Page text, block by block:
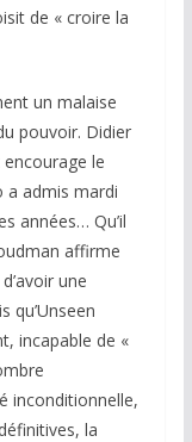
de « croire la
un malaise
pouvoir. Didier
le
a admis mardi
années… Qu’il
affirme
une
qu’Unseen
incapable de «
inconditionnelle,
la